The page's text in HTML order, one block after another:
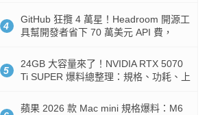
4
GitHub 狂攬 4 萬星！Headroom 開源工
具幫開發者省下 70 萬美元 API 費，
5
24GB 大容量來了！NVIDIA RTX 5070
Ti SUPER 爆料總整理：規格、功耗、上
蘋果 2026 款 Mac mini 規格爆料：M6